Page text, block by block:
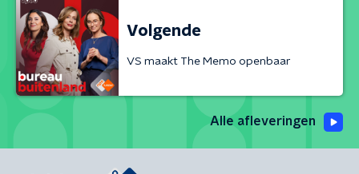
Volgende
VS maakt The Memo openbaar
Alle afleveringen